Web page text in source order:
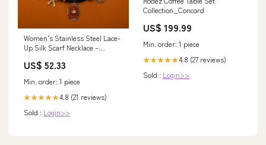
Women’s Stainless Steel Lace-
Up Silk Scarf Necklace –
Pendant Women's Sneakers
US$ 52.33
Min. order: 1 piece
★★★★★4.8 (21 reviews)
Sold : Login>>
Collection_Concord
US$ 199.99
Min. order: 1 piece
★★★★★4.8 (27 reviews)
Sold : Login>>